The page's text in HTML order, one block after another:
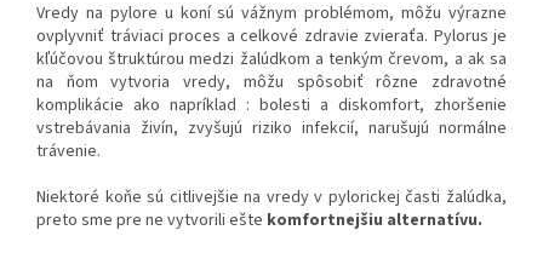
Vredy na pylore u koní sú vážnym problémom, môžu výrazne
ovplyvniť tráviaci proces a celkové zdravie zvieraťa. Pylorus je
kľúčovou štruktúrou medzi žalúdkom a tenkým črevom, a ak sa
na ňom vytvoria vredy, môžu spôsobiť rôzne zdravotné
komplikácie ako napríklad : bolesti a diskomfort, zhoršenie
vstrebávania živín, zvyšujú riziko infekcií, narušujú normálne
trávenie.
Niektoré koňe sú citlivejšie na vredy v pylorickej časti žalúdka,
preto sme pre ne vytvorili ešte komfortnejšiu alternatívu.